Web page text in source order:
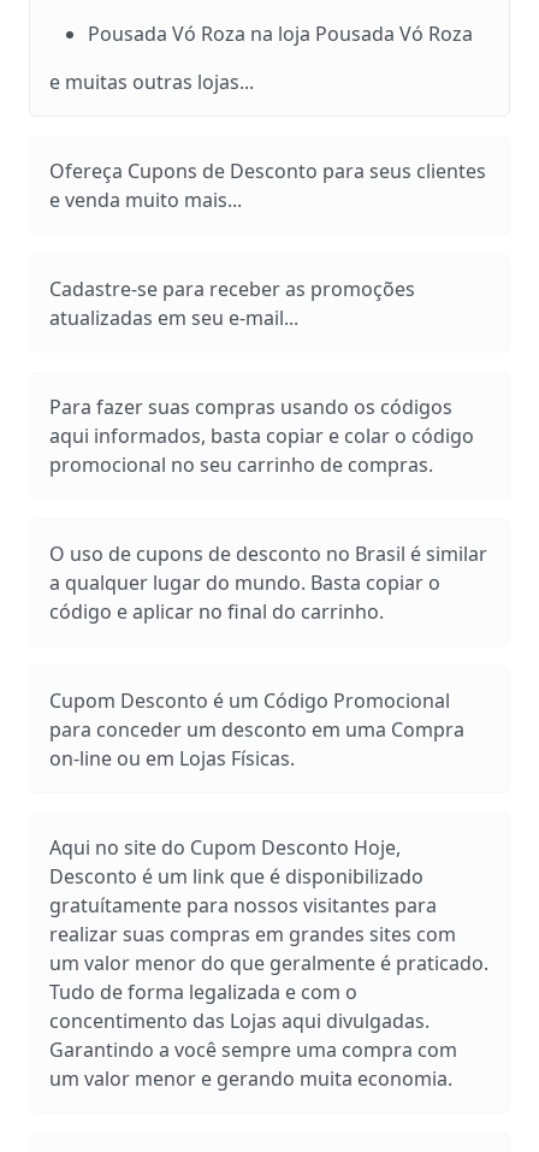
Pousada Vó Roza na loja Pousada Vó Roza
e muitas outras lojas...
Ofereça Cupons de Desconto para seus clientes
e venda muito mais...
Cadastre-se para receber as promoções
atualizadas em seu e-mail...
Para fazer suas compras usando os códigos
aqui informados, basta copiar e colar o código
promocional no seu carrinho de compras.
O uso de cupons de desconto no Brasil é similar
a qualquer lugar do mundo. Basta copiar o
código e aplicar no final do carrinho.
Cupom Desconto é um Código Promocional
para conceder um desconto em uma Compra
on-line ou em Lojas Físicas.
Aqui no site do Cupom Desconto Hoje,
Desconto é um link que é disponibilizado
gratuítamente para nossos visitantes para
realizar suas compras em grandes sites com
um valor menor do que geralmente é praticado.
Tudo de forma legalizada e com o
concentimento das Lojas aqui divulgadas.
Garantindo a você sempre uma compra com
um valor menor e gerando muita economia.